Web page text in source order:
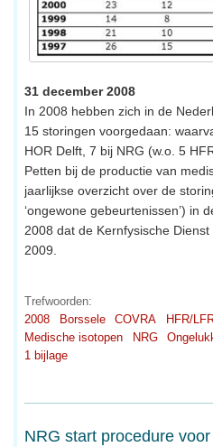
31 december 2008
In 2008 hebben zich in de
15 storingen voorgedaan:
HOR Delft, 7 bij NRG (w.o. 5
Petten bij de productie van
jaarlijkse overzicht over de
‘ongewone gebeurtenissen’) in
2008 dat de Kernfysische
2009.
Trefwoorden:
2008
Borssele COVRA HFR/
Medische isotopen
NRG
1 bijlage
NRG start procedure